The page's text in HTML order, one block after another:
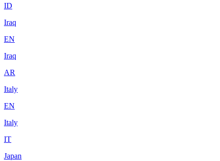
ID
Iraq
EN
Iraq
AR
Italy
EN
Italy
IT
Japan